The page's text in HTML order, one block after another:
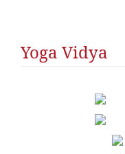
Yoga Vidya